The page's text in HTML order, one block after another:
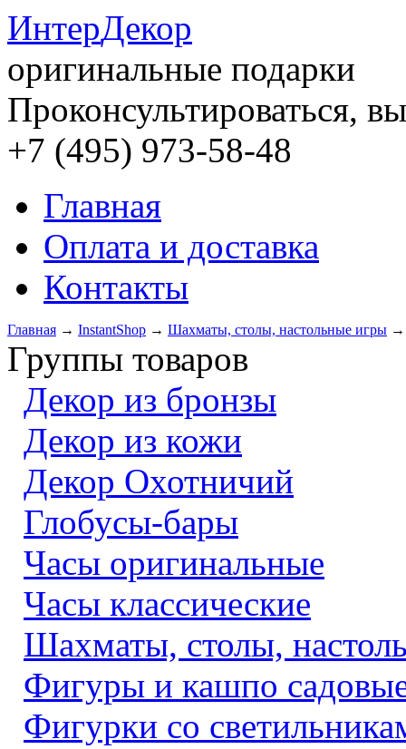
ИнтерДекор
оригинальные подарки
Проконсультироваться,
+7 (495) 973-58-48
Главная
Оплата и доставка
Контакты
Главная → InstantShop → Шахматы, столы, настольные игры
Группы товаров
Декор из бронзы
Декор из кожи
Декор Охотничий
Глобусы-бары
Часы оригинальные
Часы классические
Шахматы, столы,
Фигуры и кашпо
Фигурки со